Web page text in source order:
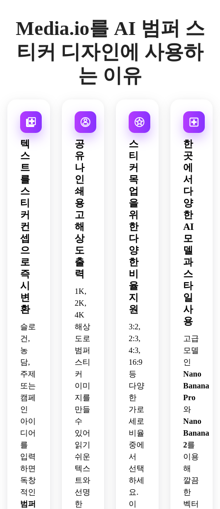
운 커
피컵
아이
콘이
커를
디자
세요.
슬로
건
‘나는
작은
불편
함에
도 브
레이
크를
밟는
다’를
인쇄
가능
하고
시각
적으
로 선
명한
가로
스티
커 구
성으
로 포
함하
세요.
별,
배너
모양,
크린
프린
트 느
낌이
록 제
하세
요.
초록
과 크
'당신
랑하
위한
귀여
운 범
퍼 스
티커
'내
조수
을 가
진 친
구'
문구
를 친
근한
타이
포와
유쾌
한 기
분,
은은
한 텍
스처,
넓은
가로
레이
아웃
매력
적이
고 깔
끔하
며 바
로 인
쇄할
수 있
게 디
자인
하세
요.
Media.io를 AI 범퍼 스
티커 디자인에 사용하
는 이유
텍
스
트
를
스
티
커
컨
셉
으
로
즉
시
변
환
슬로
건,
농
담,
주제
또는
캠페
인
아이
디어
를
입력
하면
독창
적인
범퍼
공
유
나
인
쇄
용
고
해
상
도
출
력
1K,
2K,
4K
해상
도로
범퍼
스티
커
이미
지를
만들
수
있어
읽기
쉬운
텍스
트와
선명
한
스
티
커
목
업
을
위
한
다
양
한
비
율
지
원
3:2,
2:3,
4:3,
16:9
등
다양
한
가로
세로
비율
중에
서
선택
하세
요.
이
한
곳
에
서
다
양
한
AI
모
델
과
스
타
일
사
용
고급
모델
인
Nano
Banana
Pro
와
Nano
Banana
2를
이용
해
깔끔
한
벡터